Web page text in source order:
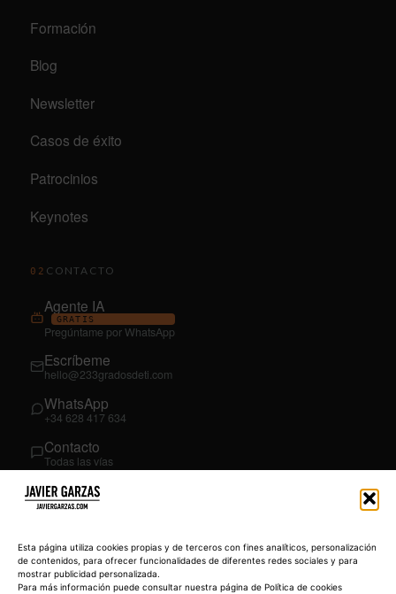
Esta página utiliza cookies propias y de terceros con fines analíticos, personalización
de contenidos, para ofrecer funcionalidades de diferentes redes sociales y para
mostrar publicidad personalizada.
Para más información puede consultar nuestra página de Política de cookies
Formación
Blog
Newsletter
Casos de éxito
Patrocinios
Keynotes
02 CONTACTO
Agente IA
GRATIS
Pregúntame por WhatsApp
Escríbeme
hello@233gradosdeti.com
WhatsApp
+34 628 417 634
Contacto
Todas las vías
03SÍGUEME
YouTube
@JavierGarzas
LinkedIn